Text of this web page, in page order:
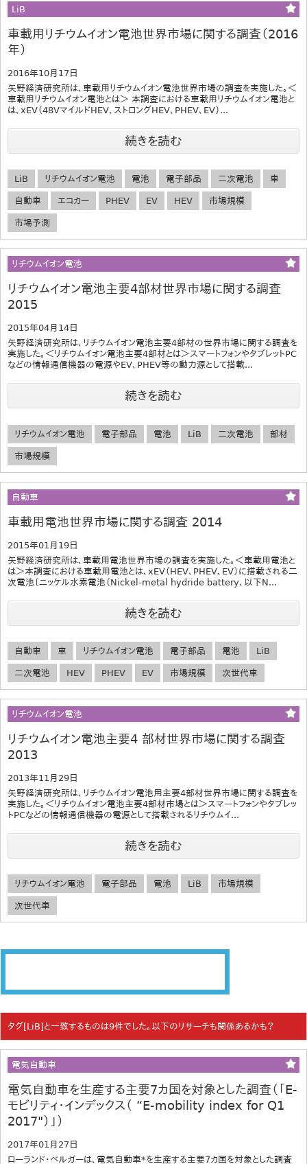
LiB
車載用リチウムイオン電池世界市場に関する調査（2016
年）
2016年10月17日
矢野経済研究所は、車載用リチウムイオン電池世界市場の調査を実施した。＜
車載用リチウムイオン電池とは＞ 本調査における車載用リチウムイオン電池と
は、xEV（48VマイルドHEV、ストロングHEV、PHEV、EV）...
続きを読む
LiB リチウムイオン電池 電池 電子部品 二次電池 車
自動車 エコカー PHEV EV HEV 市場規模
市場予測
リチウムイオン電池
リチウムイオン電池主要4部材世界市場に関する調査
2015
2015年04月14日
矢野経済研究所は、リチウムイオン電池主要4部材の世界市場に関する調査を
実施した。＜リチウムイオン電池主要4部材とは＞スマートフォンやタブレットPC
などの情報通信機器の電源やEV、PHEV等の動力源として搭載...
続きを読む
リチウムイオン電池 電子部品 電池 LiB 二次電池 部材
市場規模
自動車
車載用電池世界市場に関する調査 2014
2015年01月19日
矢野経済研究所は、車載用電池世界市場の調査を実施した。＜車載用電池と
は＞本調査における車載用電池とは、xEV（HEV、PHEV、EV）に搭載される二
次電池〔ニッケル水素電池（Nickel-metal hydride battery、以下N...
続きを読む
自動車 車 リチウムイオン電池 電子部品 電池 LiB
二次電池 HEV PHEV EV 市場規模 次世代車
リチウムイオン電池
リチウムイオン電池主要4 部材世界市場に関する調査
2013
2013年11月29日
矢野経済研究所は、リチウムイオン電池用主要4部材世界市場に関する調査を
実施した。＜リチウムイオン電池主要4部材市場とは＞スマートフォンやタブレッ
トPCなどの情報通信機器の電源として搭載されるリチウムイ...
続きを読む
リチウムイオン電池 電子部品 電池 LiB 市場規模
次世代車
タグ[LiB]と一致するものは9件でした。以下のリサーチも関係あるかも？
電気自動車
電気自動車を生産する主要7カ国を対象とした調査（「E-
モビリティ・インデックス（ “E-mobility index for Q1
2017"）」）
2017年01月27日
ローランド・ベルガーは、電気自動車*を生産する主要7カ国を対象とした調査